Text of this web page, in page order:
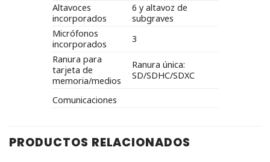
Altavoces
incorporados
6 y altavoz de
subgraves
Micrófonos
incorporados
3
Ranura para
tarjeta de
memoria/medios
Ranura única:
SD/SDHC/SDXC
Comunicaciones
PRODUCTOS RELACIONADOS